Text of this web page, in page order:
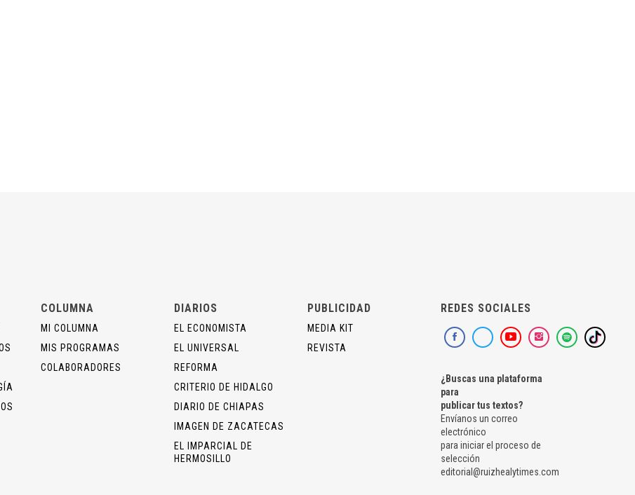
COLUMNA
MI COLUMNA
MIS PROGRAMAS
COLABORADORES
DIARIOS
EL ECONOMISTA
EL UNIVERSAL
REFORMA
CRITERIO DE HIDALGO
DIARIO DE CHIAPAS
IMAGEN DE ZACATECAS
EL IMPARCIAL DE
HERMOSILLO
PUBLICIDAD
MEDIA KIT
REVISTA
REDES SOCIALES
¿Buscas una plataforma
para
publicar tus textos?
Envíanos un correo
electrónico
para iniciar el proceso de
selección
editorial@ruizhealytimes.com